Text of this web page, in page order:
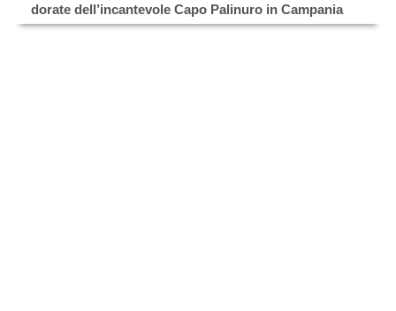
dorate dell’incantevole Capo Palinuro in Campania